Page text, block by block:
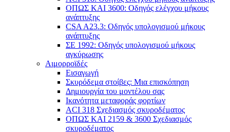
ΟΠΩΣ ΚΑΙ 3600: Οδηγός ελέγχου μήκους
ανάπτυξης
CSA A23.3: Οδηγός υπολογισμού μήκους
ανάπτυξης
ΣΕ 1992: Οδηγός υπολογισμού μήκους
αγκύρωσης
Αιμορροϊδές
Εισαγωγή
Σκυρόδεμα στοίβες: Μια επισκόπηση
Δημιουργία του μοντέλου σας
Ικανότητα μεταφοράς φορτίων
ACI 318 Σχεδιασμός σκυροδέματος
ΟΠΩΣ ΚΑΙ 2159 & 3600 Σχεδιασμός
σκυροδέματος